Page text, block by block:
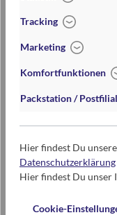
ab 2
Kontaktdaten des
47906 Kempen
www.moses-verlag.de
Tracking
Marketing
Komfortfunktionen
Packstation /
Hier findest Du
Datenschutzerklärung
Hier findest Du unser
Cookie-